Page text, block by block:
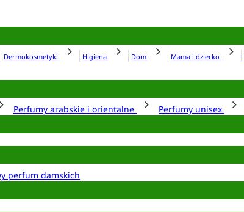
Dermokosmetyki Higiena Dom Mama i dziecko
Perfumy arabskie i orientalne Perfumy unisex
perfum damskich